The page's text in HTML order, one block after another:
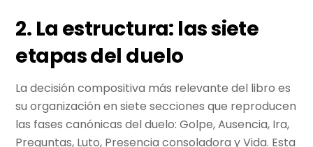
2. La estructura: las siete
etapas del duelo
La decisión compositiva más relevante del libro es
su organización en siete secciones que reproducen
las fases canónicas del duelo: Golpe, Ausencia, Ira,
Preguntas, Luto, Presencia consoladora y Vida. Esta